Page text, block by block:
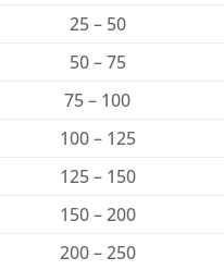
25 – 50
50 – 75
75 – 100
100 – 125
125 – 150
150 – 200
200 – 250